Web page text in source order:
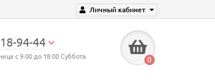
Личный кабинет
94-44
с 9:00 до 18:00 Суббота
0